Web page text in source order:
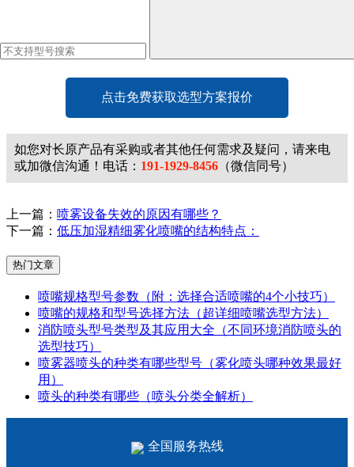
点击免费获取选型方案报价
如您对长原产品有采购或者其他任何需求及疑问，请来电
或加微信沟通！电话： 191-1929-8456 （微信同号）
上一篇： 喷雾设备失效的原因有哪些？
下一篇： 低压加湿精细雾化喷嘴的结构特点：
热门文章
喷嘴规格型号参数（附：选择合适喷嘴的4个小技巧）
喷嘴的规格和型号选择方法（超详细喷嘴选型方法）
消防喷头型号类型及其应用大全（不同环境消防喷头的
选型技巧）
喷雾器喷头的种类有哪些型号（雾化喷头哪种效果最好
用）
喷头的种类有哪些（喷头分类全解析）
全国服务热线